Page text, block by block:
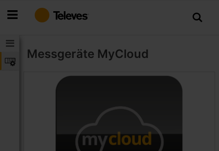
Inhalt
Messgeräte MyCloud